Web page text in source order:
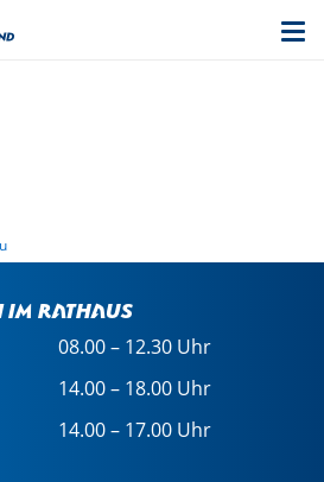
des
- Begründung
Rathaus
08.00 – 12.30 Uhr
14.00 – 18.00 Uhr
14.00 – 17.00 Uhr